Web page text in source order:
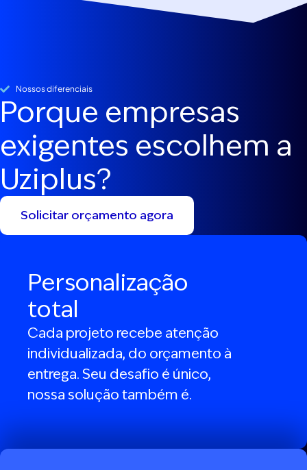
Nossos diferenciais
Porque empresas
exigentes escolhem a
Uziplus?
Solicitar orçamento agora
Personalização
total
Cada projeto recebe atenção
individualizada, do orçamento à
entrega. Seu desafio é único,
nossa solução também é.